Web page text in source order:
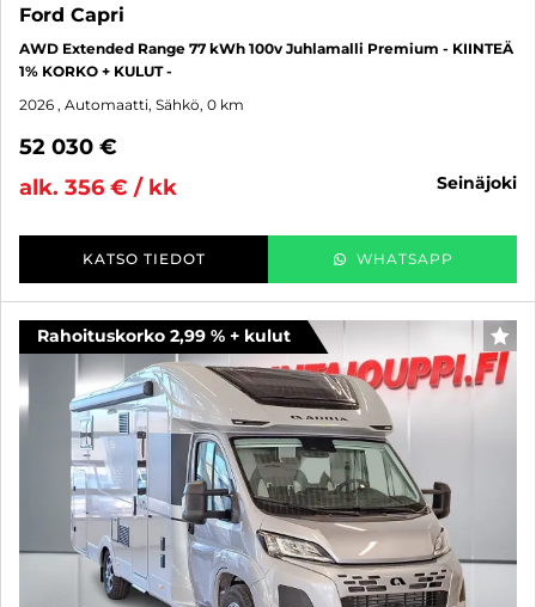
Ford Capri
AWD Extended Range 77 kWh 100v Juhlamalli Premium - KIINTEÄ
1% KORKO + KULUT -
2026 , Automaatti, Sähkö, 0 km
52 030 €
alk. 356 € / kk
seinäjoki
KATSO TIEDOT WHATSAPP
Rahoituskorko 2,99 % + kulut